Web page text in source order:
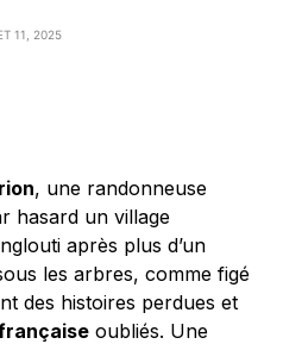
11, 2025
, une randonneuse
hasard un village
après plus d’un
les arbres, comme figé
des histoires perdues et
oubliés. Une